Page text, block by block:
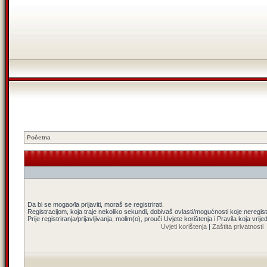
Početna
Da bi se mogao/la prijaviti, moraš se registrirati.
Registracijom, koja traje nekoliko sekundi, dobivaš ovlasti/mogućnosti koje
Prije registriranja/prijavljivanja, molim(o), prouči Uvjete korištenja i Pravila koja
Uvjeti korištenja | Zaštita privatnosti